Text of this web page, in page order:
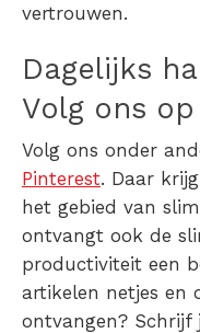
vertrouwen.
Dagelijks
Volg ons
Volg ons onder
Pinterest. Daar
het gebied van
ontvangt ook de
productiviteit een
artikelen netjes en
ontvangen? Schrijf